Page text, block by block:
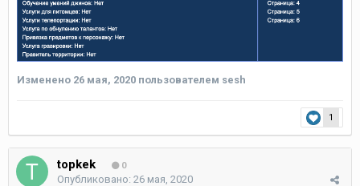
Изменено 26 мая, 2020 пользователем sesh
1
topkek 0
Опубликовано: 26 мая, 2020